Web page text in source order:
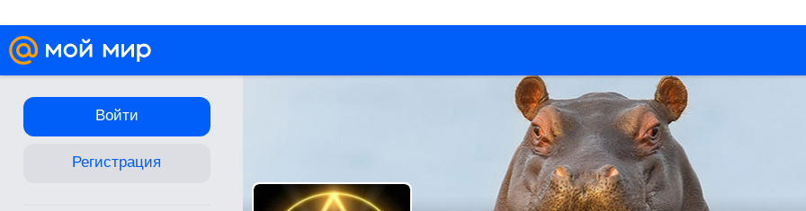
Войти
Регистрация